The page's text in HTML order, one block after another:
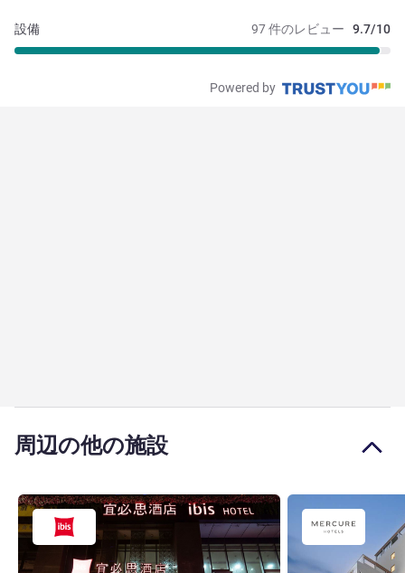
97 件のレビュー 9.7/10
設備
Powered by
周辺の他の施設